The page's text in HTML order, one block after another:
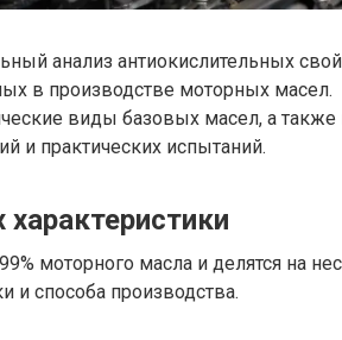
анализ антиокислительных
в производстве моторных масел.
виды базовых масел, а
и практических испытаний.
моторного масла и делятся на
и способа производства.